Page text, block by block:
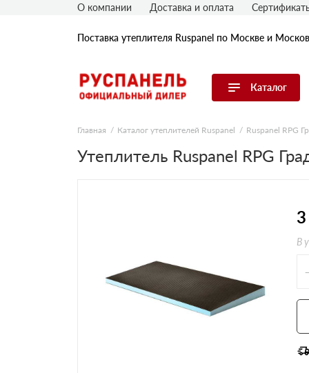
Поставка утеплителя Ruspanel по Москве и
Каталог
Перейти в каталог
Продуктовые линейки
О компании Доставка и оплата
Главная Каталог утеплителей Ruspanel Ruspanel RPG
Утеплитель Ruspanel RPG
В